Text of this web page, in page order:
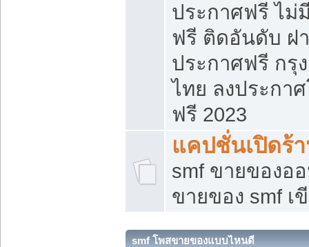
ประกาศฟรี ไม่
ฟรี ติดอันดับ ฝ
ประกาศฟรี กรุ
ไทย ลงประกา
ฟรี 2023
แคปชั่นเปิดร้
smf ขายของอ
ขายของ smf เ
smf โพสขายของแบบไหนดี